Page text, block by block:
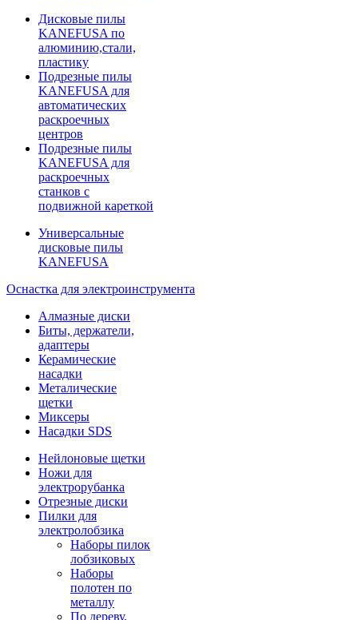
Дисковые пилы
KANEFUSA по
алюминию,стали,
пластику
Подрезные пилы
KANEFUSA для
автоматических
раскроечных
центров
Подрезные пилы
KANEFUSA для
раскроечных
станков с
подвижной кареткой
Универсальные
дисковые пилы
KANEFUSA
Оснастка для электроинструмента
Алмазные диски
Биты, держатели,
адаптеры
Керамические
насадки
Металические
щетки
Миксеры
Насадки SDS
Нейлоновые щетки
Ножи для
электрорубанка
Отрезные диски
Пилки для
электролобзика
Наборы пилок
лобзиковых
Наборы
полотен по
металлу
По дереву,